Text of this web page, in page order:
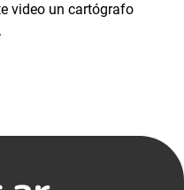
video un cartógrafo